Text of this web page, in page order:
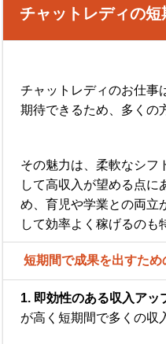
チャットレディの
チャットレディのお仕事
期待できるため、多くの
その魅力は、柔軟なシフ
して高収入が望める点に
め、育児や学業との両立
して効率よく稼げるのも
短期間で成果を出すため
1. 即効性のある収入アッ
が高く短期間で多くの収